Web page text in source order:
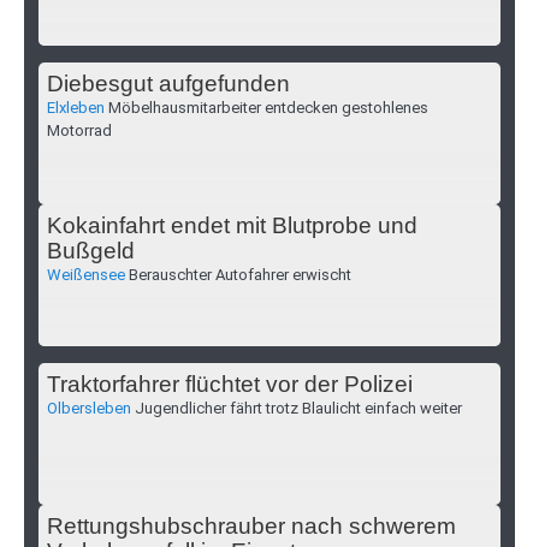
Diebesgut aufgefunden
Elxleben Möbelhausmitarbeiter entdecken gestohlenes
Motorrad
Kokainfahrt endet mit Blutprobe und
Bußgeld
Weißensee Berauschter Autofahrer erwischt
Traktorfahrer flüchtet vor der Polizei
Olbersleben Jugendlicher fährt trotz Blaulicht einfach weiter
Rettungshubschrauber nach schwerem